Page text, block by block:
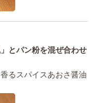
とパン粉を混ぜ合わせ
るスパイスあおさ醤油